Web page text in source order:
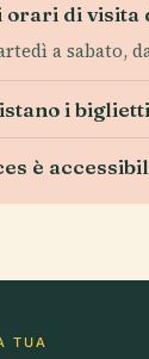
orari di visita
a sabato,
i
è
TUA